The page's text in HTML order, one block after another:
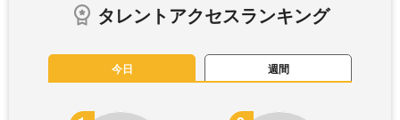
タレントアクセスランキング
今日 週間